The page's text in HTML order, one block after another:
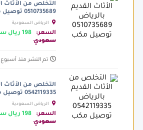
التخلص من الأثاث
0510735689 توصيل مكب
السعر: 198 ريال سعودي
سعودي
تم النشر منذ
التخلص من الأثاث
0542119335 توصيل مكب
السعر: 198 ريال سعودي
سعودي